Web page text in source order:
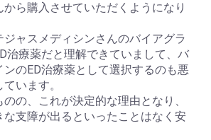
から購入させていただくようになり
ャスメディシンさんのバイアグラ
治療薬だと理解できていまして、バ
ンのED治療薬として選択するのも悪
います。
の、これが決定的な理由となり、
な支障が出るといったことはなく安